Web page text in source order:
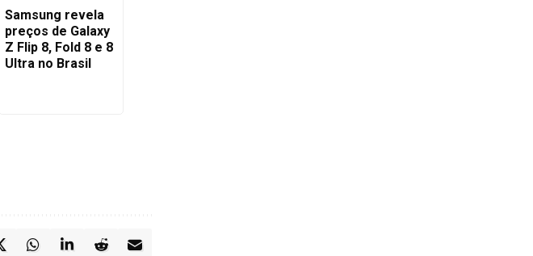
Samsung revela
preços de Galaxy
Z Flip 8, Fold 8 e 8
Ultra no Brasil